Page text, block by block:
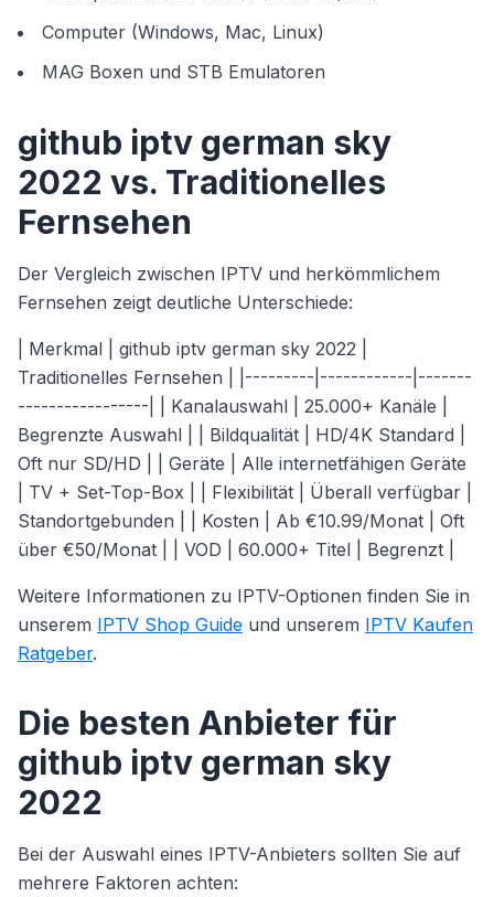
Computer (Windows, Mac, Linux)
MAG Boxen und STB Emulatoren
github iptv german sky
2022 vs. Traditionelles
Fernsehen
Der Vergleich zwischen IPTV und herkömmlichem
Fernsehen zeigt deutliche Unterschiede:
| Merkmal | github iptv german sky 2022 |
Traditionelles Fernsehen | |---------|------------|-------
-----------------| | Kanalauswahl | 25.000+ Kanäle |
Begrenzte Auswahl | | Bildqualität | HD/4K Standard |
Oft nur SD/HD | | Geräte | Alle internetfähigen Geräte
| TV + Set-Top-Box | | Flexibilität | Überall verfügbar |
Standortgebunden | | Kosten | Ab €10.99/Monat | Oft
über €50/Monat | | VOD | 60.000+ Titel | Begrenzt |
Weitere Informationen zu IPTV-Optionen finden Sie in
unserem IPTV Shop Guide und unserem IPTV Kaufen
Ratgeber.
Die besten Anbieter für
github iptv german sky
2022
Bei der Auswahl eines IPTV-Anbieters sollten Sie auf
mehrere Faktoren achten: